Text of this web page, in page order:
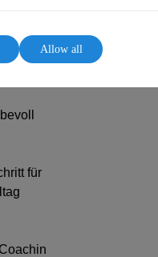
für
Allow all